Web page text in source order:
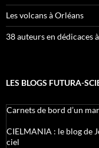
Les volcans à Orléans
38 auteurs en dédicaces
LES BLOGS FUTURA-
Carnets de bord d’un
CIELMANIA : le blog de
ciel